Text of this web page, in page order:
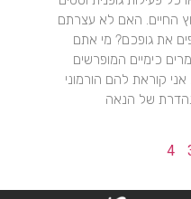
החיים. האם לא עצרתם
את גופכם? מי אתם
כימיים המופרשים
קוראת להם הורמוני
נהדרת של הנאה
4